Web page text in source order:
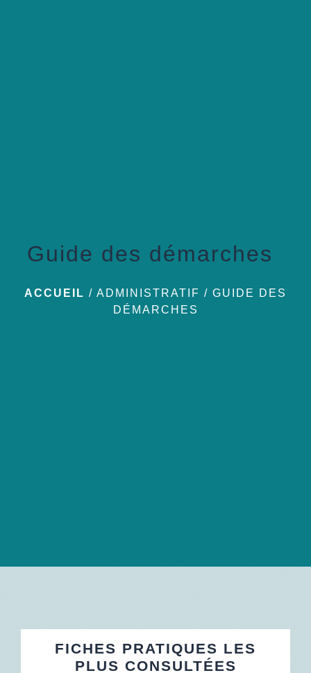
Guide des démarches
ACCUEIL / ADMINISTRATIF / GUIDE DES
DÉMARCHES
FICHES PRATIQUES LES
PLUS CONSULTÉES